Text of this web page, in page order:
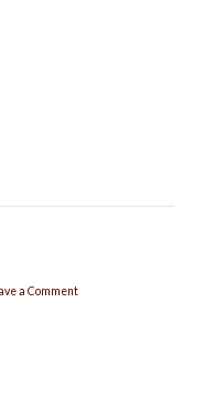
a Comment